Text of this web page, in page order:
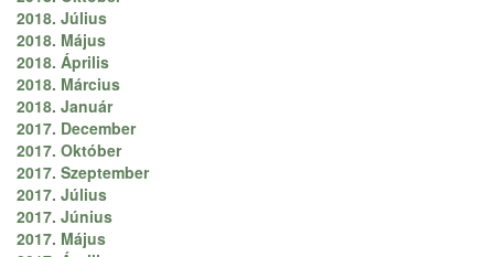
2018. Július
2018. Május
2018. Április
2018. Március
2018. Január
2017. December
2017. Október
2017. Szeptember
2017. Július
2017. Június
2017. Május